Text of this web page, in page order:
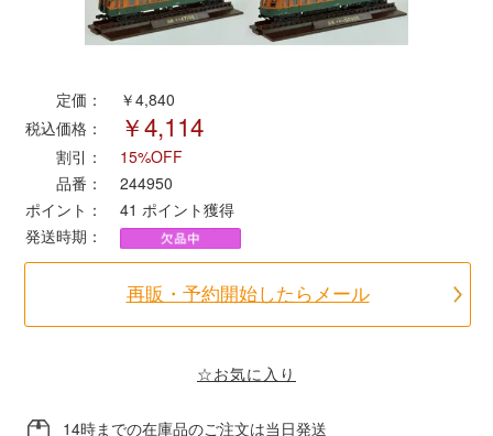
Bトレインショーティー
タカラトミー（プラレール）
ポポンデッタ
MODEMO(モデモ)
定価：
￥4,840
税込価格：
￥4,114
割引：
15%OFF
品番：
244950
ポイント：
41 ポイント獲得
発送時期：
再販・予約開始したらメール
☆お気に入り
14時までの在庫品のご注文は当日発送